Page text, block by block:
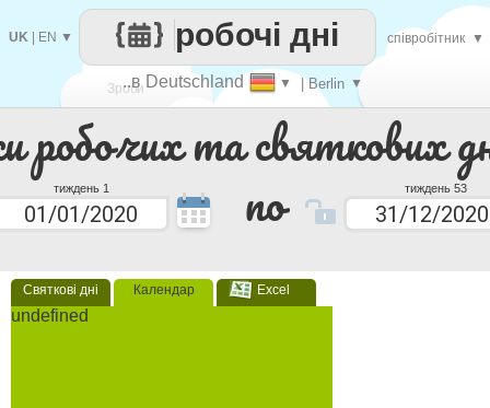
робочих та святкових
тиждень 1 по тиждень 53
Святкові дні Календар Excel
undefined
Зроби
кожен
..в Deutschland ▼ | Berlin ▼
робочі дні
UK EN ▼ співробітник ▼